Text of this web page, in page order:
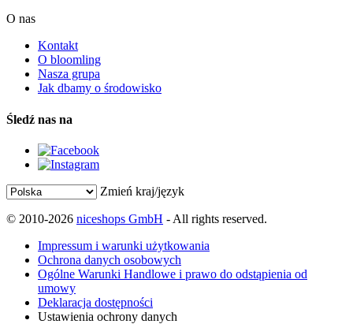
O nas
Kontakt
O bloomling
Nasza grupa
Jak dbamy o środowisko
Śledź nas na
Zmień kraj/język
© 2010-2026 niceshops GmbH - All rights reserved.
Impressum i warunki użytkowania
Ochrona danych osobowych
Ogólne Warunki Handlowe i prawo do odstąpienia od
umowy
Deklaracja dostępności
Ustawienia ochrony danych